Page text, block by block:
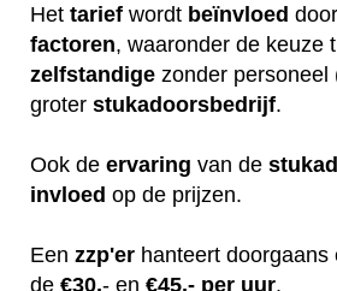
Het tarief wordt beïnvloed
factoren, waaronder de keuze
zelfstandige zonder personeel
groter stukadoorsbedrijf.
Ook de ervaring van de
invloed op de prijzen.
Een zzp'er hanteert doorgaans
de €30,- en €45,- per uur.